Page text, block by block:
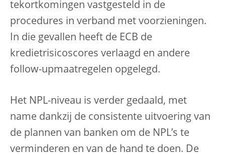
tekortkomingen vastgesteld in de
procedures in verband met voorzieningen.
In die gevallen heeft de ECB de
kredietrisicoscores verlaagd en andere
follow-upmaatregelen opgelegd.
Het NPL-niveau is verder gedaald, met
name dankzij de consistente uitvoering van
de plannen van banken om de NPL’s te
verminderen en van de hand te doen. De